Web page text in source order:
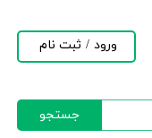
جستجو
ورود / ثبت نام